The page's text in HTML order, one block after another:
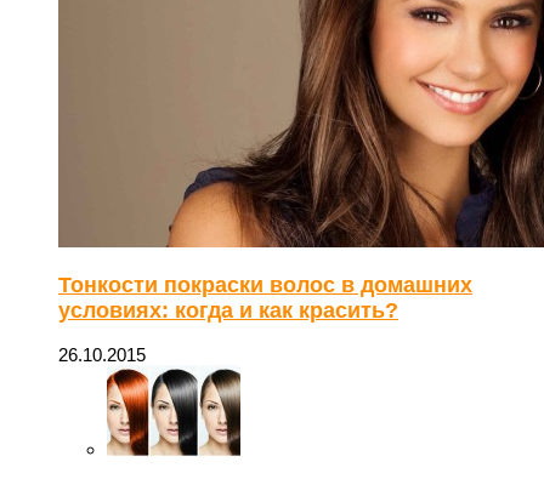
Тонкости покраски волос в домашних
условиях: когда и как красить?
26.10.2015